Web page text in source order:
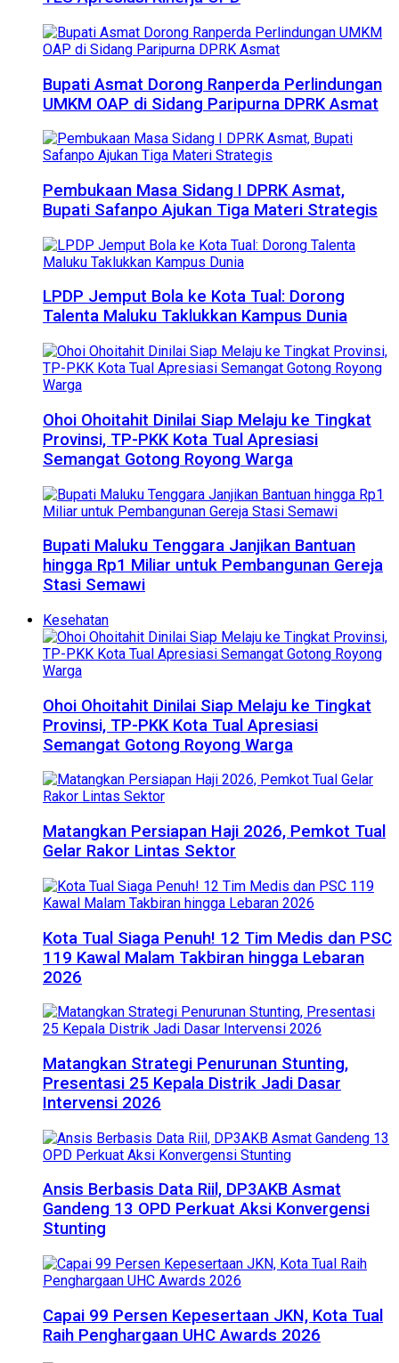
Bupati Asmat Dorong Ranperda Perlindungan
UMKM OAP di Sidang Paripurna DPRK Asmat
Pembukaan Masa Sidang I DPRK Asmat,
Bupati Safanpo Ajukan Tiga Materi Strategis
LPDP Jemput Bola ke Kota Tual: Dorong
Talenta Maluku Taklukkan Kampus Dunia
Ohoi Ohoitahit Dinilai Siap Melaju ke Tingkat
Provinsi, TP-PKK Kota Tual Apresiasi
Semangat Gotong Royong Warga
Bupati Maluku Tenggara Janjikan Bantuan
hingga Rp1 Miliar untuk Pembangunan Gereja
Stasi Semawi
Kesehatan
Ohoi Ohoitahit Dinilai Siap Melaju ke Tingkat
Provinsi, TP-PKK Kota Tual Apresiasi
Semangat Gotong Royong Warga
Matangkan Persiapan Haji 2026, Pemkot Tual
Gelar Rakor Lintas Sektor
Kota Tual Siaga Penuh! 12 Tim Medis dan PSC
119 Kawal Malam Takbiran hingga Lebaran
2026
Matangkan Strategi Penurunan Stunting,
Presentasi 25 Kepala Distrik Jadi Dasar
Intervensi 2026
Ansis Berbasis Data Riil, DP3AKB Asmat
Gandeng 13 OPD Perkuat Aksi Konvergensi
Stunting
Capai 99 Persen Kepesertaan JKN, Kota Tual
Raih Penghargaan UHC Awards 2026